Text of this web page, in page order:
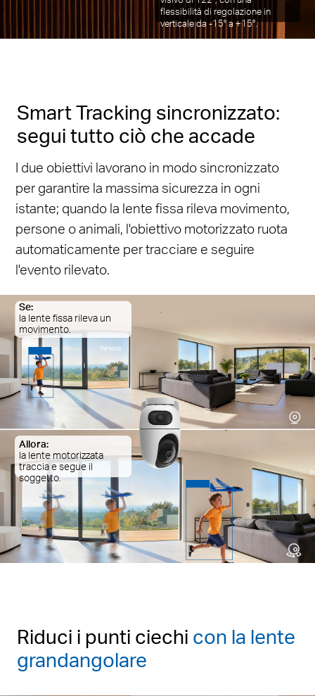
flessibilità di regolazione in
verticale da -15° a +15°.
Smart Tracking sincronizzato:
segui tutto ciò che accade
I due obiettivi lavorano in modo sincronizzato
per garantire la massima sicurezza in ogni
istante; quando la lente fissa rileva movimento,
persone o animali, l'obiettivo motorizzato ruota
automaticamente per tracciare e seguire
l'evento rilevato.
Se:
la lente fissa rileva un
movimento.
Allora:
la lente motorizzata
traccia e segue il
soggetto.
Persona
Riduci i punti ciechi con la lente
grandangolare